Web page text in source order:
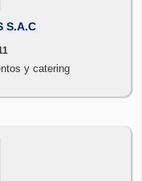
S.A.C
y catering